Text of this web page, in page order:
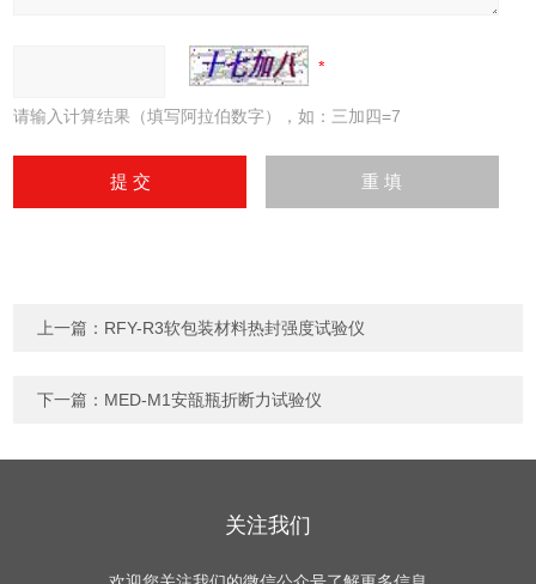
请输入计算结果（填写阿拉伯数字），如：三加四=7
上一篇： RFY-R3软包装材料热封强度试验仪
下一篇： MED-M1安瓿瓶折断力试验仪
关注我们